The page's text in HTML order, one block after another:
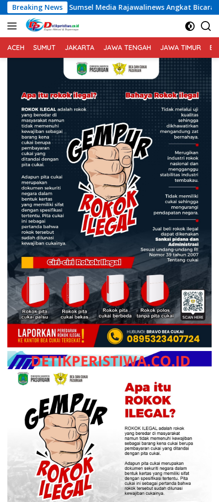
Langsung
ke
konten
Breaking News
Rajawalinews Angkat Bicara Dugaan Penggelapan
ACEH SUMUT JAKARTA JAWA TENGAH JAWA TIMUR